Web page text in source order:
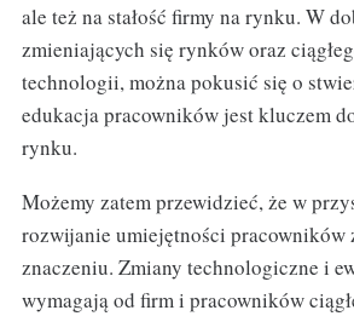
ale też na stałość firmy na rynku. W
zmieniających się rynków oraz
technologii, można pokusić się o
edukacja pracowników jest kluczem
rynku.
Możemy zatem przewidzieć, że w
rozwijanie umiejętności pracowników
znaczeniu. Zmiany technologiczne i
wymagają od firm i pracowników